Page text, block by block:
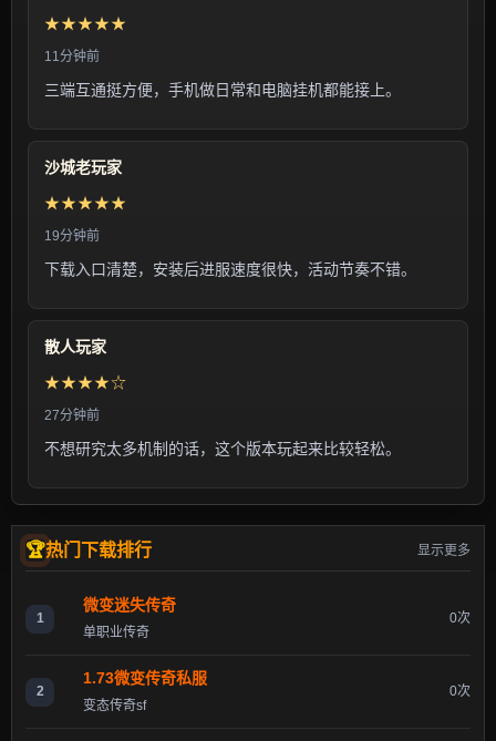
★★★★★
11分钟前
三端互通挺方便，手机做日常和电脑挂机都能接上。
沙城老玩家
★★★★★
19分钟前
下载入口清楚，安装后进服速度很快，活动节奏不错。
散人玩家
★★★★☆
27分钟前
不想研究太多机制的话，这个版本玩起来比较轻松。
热门下载排行 显示更多
1
微变迷失传奇
单职业传奇
0次
2
1.73微变传奇私服
变态传奇sf
0次